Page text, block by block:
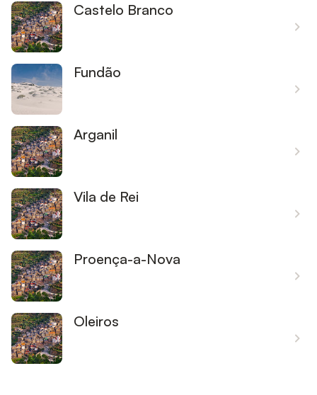
Castelo Branco
Fundão
Arganil
Vila de Rei
Proença-a-Nova
Oleiros